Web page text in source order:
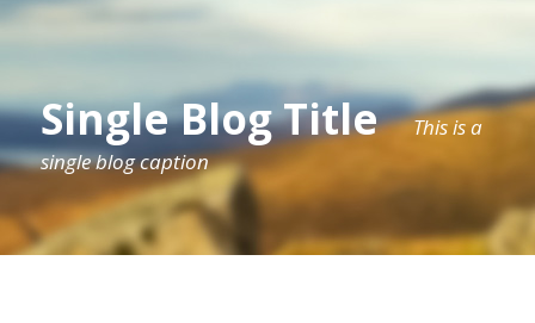
Single Blog Title
This is a
single blog caption